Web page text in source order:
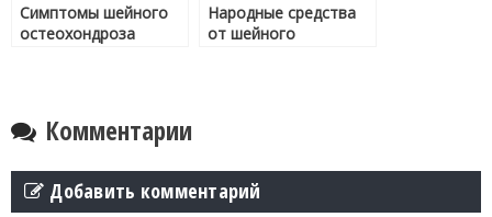
Симптомы шейного
остеохондроза
Народные средства
от шейного
Комментарии
Добавить комментарий